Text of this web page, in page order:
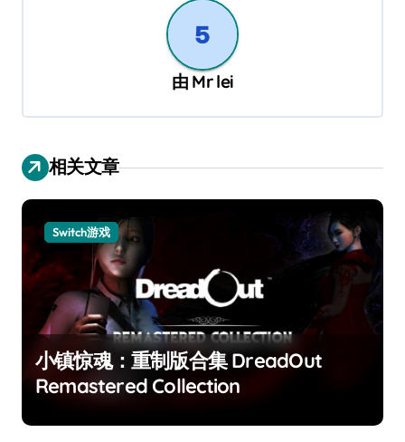
由 Mr lei
相关文章
Switch游戏
小镇惊魂：重制版合集 DreadOut
Remastered Collection